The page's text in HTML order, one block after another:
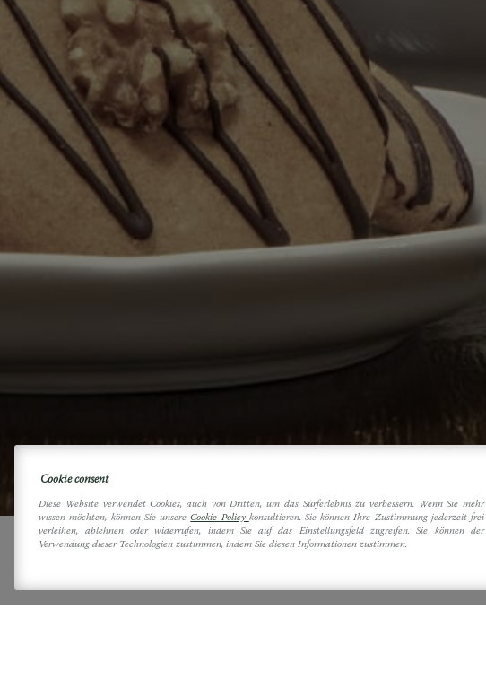
Cookie consent
Diese Website verwendet Cookies, auch von Dritten, um das Surferlebnis zu verbessern. Wenn Sie mehr
wissen möchten, können Sie unsereCookie Policy konsultieren. Sie können Ihre Zustimmung jederzeit frei
verleihen, ablehnen oder widerrufen, indem Sie auf das Einstellungsfeld zugreifen. Sie können der
Verwendung dieser Technologien zustimmen, indem Sie diesen Informationen zustimmen.